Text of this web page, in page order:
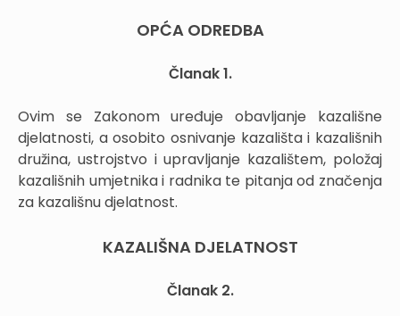
OPĆA ODREDBA
Članak 1.
Ovim se Zakonom uređuje obavljanje kazališne
djelatnosti, a osobito osnivanje kazališta i kazališnih
družina, ustrojstvo i upravljanje kazalištem, položaj
kazališnih umjetnika i radnika te pitanja od značenja
za kazališnu djelatnost.
KAZALIŠNA DJELATNOST
Članak 2.